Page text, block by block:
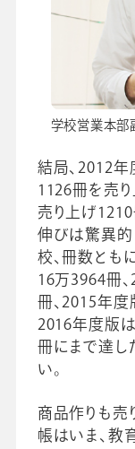
学校営業本部
結局、2012
1126冊を売り
売り上げ1210
伸びは驚異的
校、冊数とも
16万3964冊
冊、2015年度
2016年度版
冊にまで達し
い。
商品作りも売
帳はいま、教